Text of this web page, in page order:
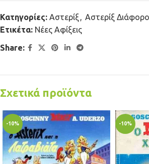
Κατηγορίες: Αστερίξ , Αστερίξ
Ετικέτα: Νέες Αφίξεις
Share:
Σχετικά προϊόντα
-10% -10%